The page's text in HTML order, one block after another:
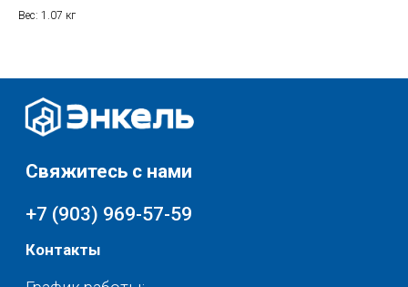
Вес: 1.07 кг
Каталог
Мебель
Текстиль для дома
Разное
Скидки и акции
О нас
Почта:
© 2025 - Интернет-магазин Enkelshop.ru